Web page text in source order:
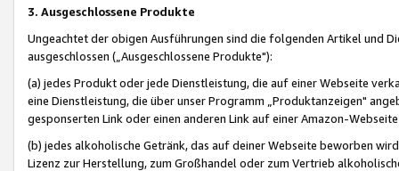
3. Ausgeschlossene Produkte
Ungeachtet der obigen Ausführungen sind die folgenden Artikel und
ausgeschlossen („Ausgeschlossene Produkte"):
(a) jedes Produkt oder jede Dienstleistung, die auf einer Webseite
eine Dienstleistung, die über unser Programm „Produktanzeigen"
gesponserten Link oder einen anderen Link auf einer Amazon-
(b) jedes alkoholische Getränk, das auf deiner Webseite beworben
Lizenz zur Herstellung, zum Großhandel oder zum Vertrieb